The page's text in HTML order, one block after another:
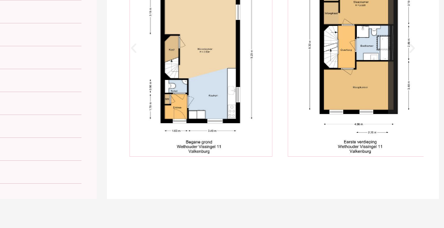
met volop speeltuintjes, een brede school en
kinderopvangmogelijkheden. Diverse supermarkten, winkels,
gezondheidscentra en sportclubs bevinden zich in de directe
omgeving.
Een absolute blikvanger is de Dorpsweide: een ruim opgezet
recreatiepark met speeltuin, skatebaan, buitenfitness en veel groen. Dé
plek waar kinderen spelen, buren elkaar ontmoeten en waar je het
hele jaar door geniet van het buitenleven.
Voor de deur ligt een van de vele singels met vaarverbinding naar de
Oude Rijn. Zie je jezelf al opstappen op je supboard? Je peddelt zó
door de wijk of met gemak richting het Valkenburgse Meer. Wonen en
ontspannen gaan hier moeiteloos samen.